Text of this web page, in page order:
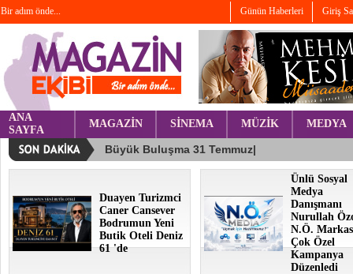
Bir adım önde... Günün Haberleri Giriş
ANA
SAYFA
MAGAZİN SİNEMA MÜZİK MEDYA
Duayen Turizmci
Caner Cansever
Bodrumun Yeni
Butik Oteli Deniz
61 'de
Ünlü Sosyal
Medya
Danışmanı
Nurullah
N.Ö.
Çok Özel
Kampanya
Düzenledi